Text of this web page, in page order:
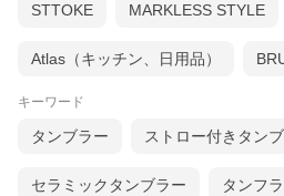
STTOKE MARKLESS STYLE
Atlas（キッチン、日用品）
キーワード
タンブラー ストロー付きタン
セラミックタンブラー タンフ